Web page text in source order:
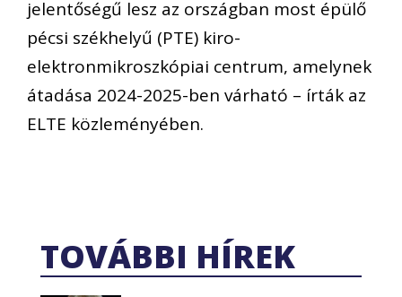
jelentőségű lesz az országban most épülő
pécsi székhelyű (PTE) kiro-
elektronmikroszkópiai centrum, amelynek
átadása 2024-2025-ben várható – írták az
ELTE közleményében.
TOVÁBBI HÍREK